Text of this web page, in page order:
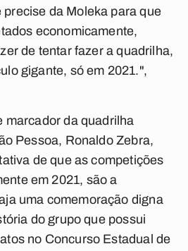
da Moleka para que
economicamente,
de tentar fazer a quadrilha,
gigante, só em 2021.",
marcador da quadrilha
Pessoa, Ronaldo Zebra,
de que as competições
em 2021, são a
uma comemoração digna
do grupo que possui
no Concurso Estadual de